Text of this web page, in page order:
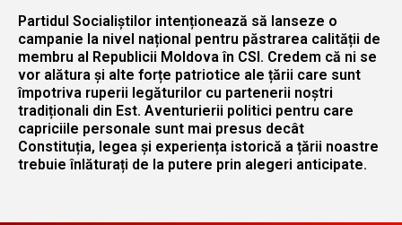
Partidul Socialiștilor intenționează să lanseze o
campanie la nivel național pentru păstrarea calității de
membru al Republicii Moldova în CSI. Credem că ni se
vor alătura și alte forțe patriotice ale țării care sunt
împotriva ruperii legăturilor cu partenerii noștri
tradiționali din Est. Aventurierii politici pentru care
capriciile personale sunt mai presus decât
Constituția, legea și experiența istorică a țării noastre
trebuie înlăturați de la putere prin alegeri anticipate.